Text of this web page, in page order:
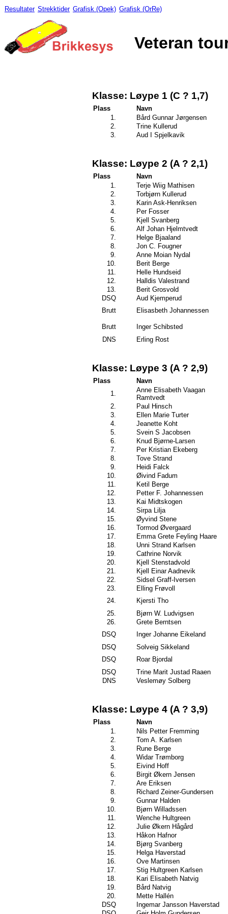
Resultater Strekktider Grafisk (Opek) Grafisk (OrRe)
Veteran
Klasse: Løype 1 (C ? 1,7)
Plass
Navn
1.
Bård Gunnar Jørgensen
2.
Trine Kullerud
3.
Aud I Spjelkavik
Klasse: Løype 2 (A ? 2,1)
Plass
Navn
1.
Terje Wiig Mathisen
2.
Torbjørn Kullerud
3.
Karin Ask-Henriksen
4.
Per Fosser
5.
Kjell Svanberg
6.
Alf Johan Hjelmtvedt
7.
Helge Bjaaland
8.
Jon C. Fougner
9.
Anne Moian Nydal
10.
Berit Berge
11.
Helle Hundseid
12.
Halldis Valestrand
13.
Berit Grosvold
DSQ
Aud Kjemperud
Brutt
Elisasbeth Johannessen
Brutt
Inger Schibsted
DNS
Erling Rost
Klasse: Løype 3 (A ? 2,9)
Plass
Navn
1.
Anne Elisabeth Vaagan
Ramtvedt
2.
Paul Hinsch
3.
Ellen Marie Turter
4.
Jeanette Koht
5.
Svein S Jacobsen
6.
Knud Bjørne-Larsen
7.
Per Kristian Ekeberg
8.
Tove Strand
9.
Heidi Falck
10.
Øivind Fadum
11.
Ketil Berge
12.
Petter F. Johannessen
13.
Kai Midtskogen
14.
Sirpa Lilja
15.
Øyvind Stene
16.
Tormod Øvergaard
17.
Emma Grete Feyling Haare
18.
Unni Strand Karlsen
19.
Cathrine Norvik
20.
Kjell Stenstadvold
21.
Kjell Einar Aadnevik
22.
Sidsel Graff-Iversen
23.
Elling Frøvoll
24.
Kjersti Tho
25.
Bjørn W. Ludvigsen
26.
Grete Berntsen
DSQ
Inger Johanne Eikeland
DSQ
Solveig Sikkeland
DSQ
Roar Bjordal
DSQ
Trine Marit Justad Raaen
DNS
Veslemøy Solberg
Klasse: Løype 4 (A ? 3,9)
Plass
Navn
1.
Nils Petter Fremming
2.
Tom A. Karlsen
3.
Rune Berge
4.
Widar Trømborg
5.
Eivind Hoff
6.
Birgit Økern Jensen
7.
Are Eriksen
8.
Richard Zeiner-Gundersen
9.
Gunnar Halden
10.
Bjørn Willadssen
11.
Wenche Hultgreen
12.
Julie Økern Hågård
13.
Håkon Hafnor
14.
Bjørg Svanberg
15.
Helga Haverstad
16.
Ove Martinsen
17.
Stig Hultgreen Karlsen
18.
Kari Elisabeth Natvig
19.
Bård Natvig
20.
Mette Hallén
DSQ
Ingemar Jansson Haverstad